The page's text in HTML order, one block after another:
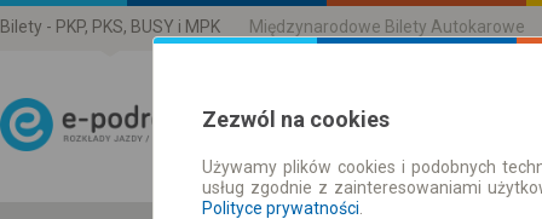
Bilety - PKP, PKS, BUSY i MPK Międzynarodowe Bilety Autokarowe
Rozkład Jazdy | Bilety
Zezwól na cookies
Używamy plików cookies i podobnych
usług zgodnie z zainteresowaniami
Polityce prywatności